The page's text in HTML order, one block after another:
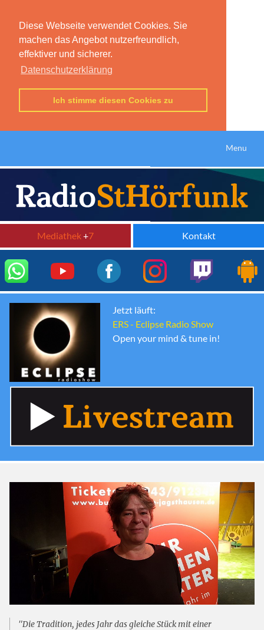
Diese Webseite verwendet Cookies. Sie
machen das Angebot nutzerfreundlich,
effektiver und sicherer.
Datenschutzerklärung
Ich stimme diesen Cookies zu
Menu
Mediathek+7 Kontakt
Jetzt läuft:
ERS - Eclipse Radio Show
Open your mind & tune in!
"Die Tradition, jedes Jahr das gleiche Stück mit einer